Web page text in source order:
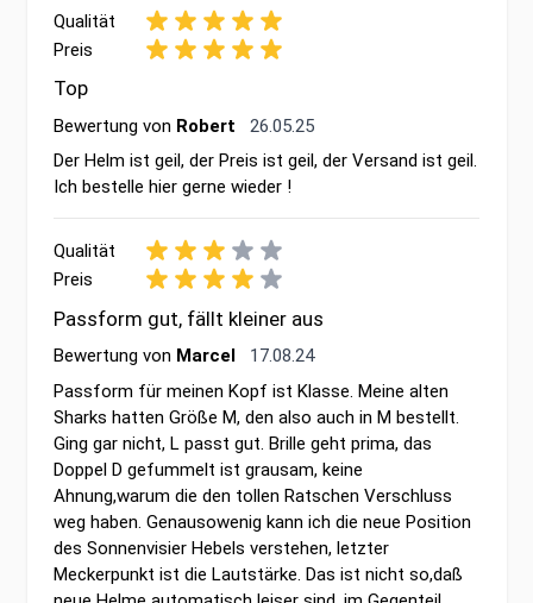
Qualität
Preis
Top
Bewertung von Robert 26. Mai 2025
26.05.25
Der Helm ist geil, der Preis ist geil, der Versand ist geil.
Ich bestelle hier gerne wieder !
Qualität
Preis
Passform gut, fällt kleiner aus
Bewertung von Marcel 17. August 2024
17.08.24
Passform für meinen Kopf ist Klasse. Meine alten
Sharks hatten Größe M, den also auch in M bestellt.
Ging gar nicht, L passt gut. Brille geht prima, das
Doppel D gefummelt ist grausam, keine
Ahnung,warum die den tollen Ratschen Verschluss
weg haben. Genausowenig kann ich die neue Position
des Sonnenvisier Hebels verstehen, letzter
Meckerpunkt ist die Lautstärke. Das ist nicht so,daß